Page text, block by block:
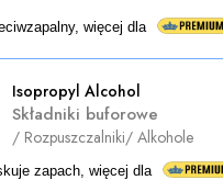
więcej dla
Isopropyl Alcohol
Składniki buforowe
/ Rozpuszczalniki/ Alkohole
zapach, więcej dla